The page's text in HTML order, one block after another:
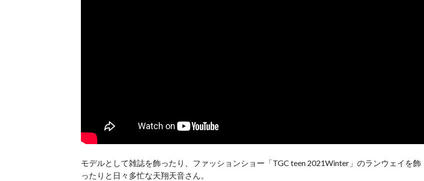
モデルとして雑誌を飾ったり、ファッションショー「TGC teen 2021Winter」のランウェイを飾
ったりと日々多忙な天翔天音さん。